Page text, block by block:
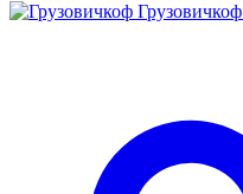
Грузовичкоф